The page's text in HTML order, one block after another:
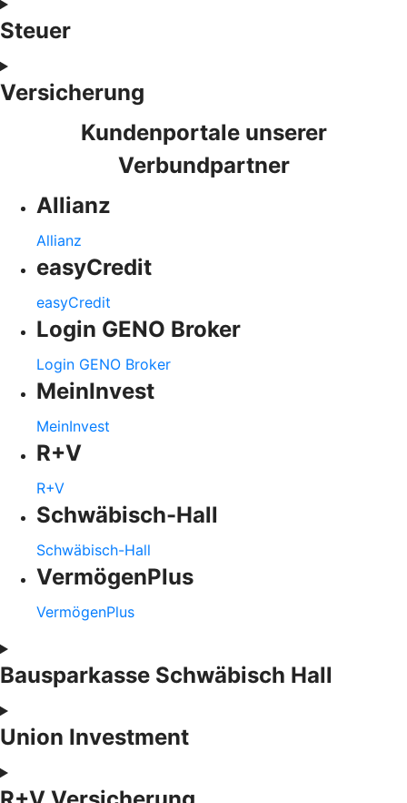
Steuer
Versicherung
Kundenportale unserer
Verbundpartner
Allianz
Allianz
easyCredit
easyCredit
Login GENO Broker
Login GENO Broker
MeinInvest
MeinInvest
R+V
R+V
Schwäbisch-Hall
Schwäbisch-Hall
VermögenPlus
VermögenPlus
Bausparkasse Schwäbisch Hall
Union Investment